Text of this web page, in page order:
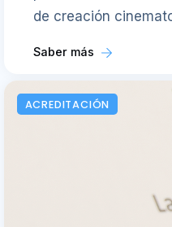
de creación
Saber más
ACREDITACIÓN